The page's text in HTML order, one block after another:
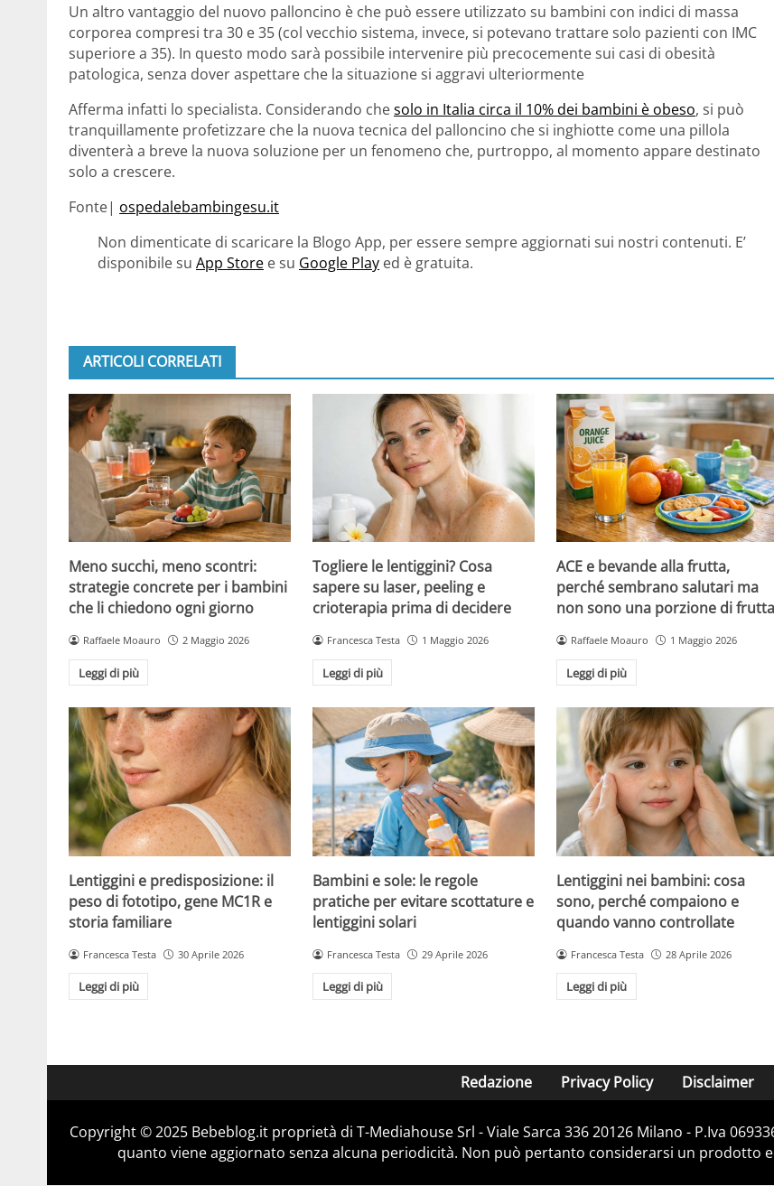
Un altro vantaggio del nuovo palloncino è che può essere utilizzato su bambini con indici di massa
corporea compresi tra 30 e 35 (col vecchio sistema, invece, si potevano trattare solo pazienti con IMC
superiore a 35). In questo modo sarà possibile intervenire più precocemente sui casi di obesità
patologica, senza dover aspettare che la situazione si aggravi ulteriormente
Afferma infatti lo specialista. Considerando chesolo in Italia circa il 10% dei bambini è obeso, si può
tranquillamente profetizzare che la nuova tecnica del palloncino che si inghiotte come una pillola
diventerà a breve la nuova soluzione per un fenomeno che, purtroppo, al momento appare destinato
solo a crescere.
Fonte| ospedalebambingesu.it
Non dimenticate di scaricare la Blogo App, per essere sempre aggiornati sui nostri contenuti. E’
disponibile su App Store e su Google Play ed è gratuita.
ARTICOLI CORRELATI
Meno succhi, meno scontri:
strategie concrete per i bambini
che li chiedono ogni giorno
Raffaele Moauro 2 Maggio 2026
Leggi di più
Togliere le lentiggini? Cosa
sapere su laser, peeling e
crioterapia prima di decidere
Francesca Testa 1 Maggio 2026
Leggi di più
ACE e bevande alla frutta,
perché sembrano salutari ma
non sono una porzione di frutta
Raffaele Moauro 1 Maggio 2026
Leggi di più
Lentiggini e predisposizione: il
peso di fototipo, gene MC1R e
storia familiare
Francesca Testa 30 Aprile 2026
Leggi di più
Bambini e sole: le regole
pratiche per evitare scottature e
lentiggini solari
Francesca Testa 29 Aprile 2026
Leggi di più
Lentiggini nei bambini: cosa
sono, perché compaiono e
quando vanno controllate
Francesca Testa 28 Aprile 2026
Leggi di più
Redazione Privacy Policy Disclaimer
Copyright © 2025 Bebeblog.it proprietà di T-Mediahouse Srl - Viale Sarca 336 20126 Milano - P.Iva
quanto viene aggiornato senza alcuna periodicità. Non può pertanto considerarsi un prodotto